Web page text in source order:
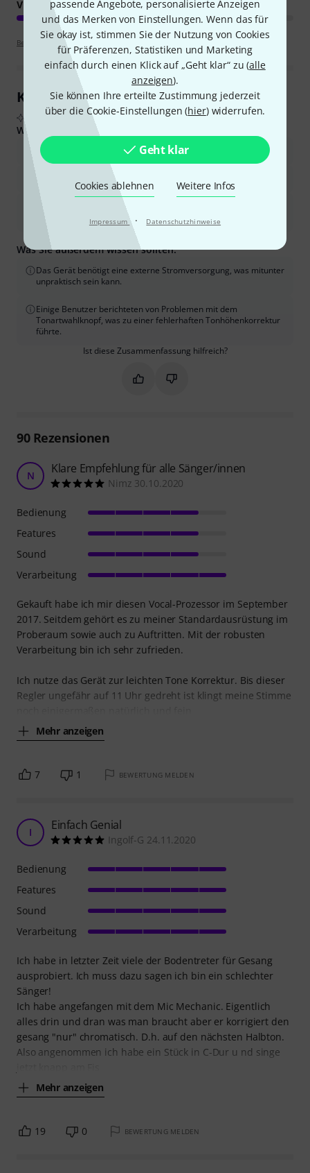
passende Angebote, personalisierte Anzeigen
und das Merken von Einstellungen. Wenn das für
Sie okay ist, stimmen Sie der Nutzung von Cookies
für Präferenzen, Statistiken und Marketing
einfach durch einen Klick auf „Geht klar“ zu (alle
anzeigen).
Sie können Ihre erteilte Zustimmung jederzeit
über die Cookie-Einstellungen (hier) widerrufen.
Geht klar
Cookies ablehnen Weitere Infos
Impressum · Datenschutzhinweise
VERARBEITUNG
Bewertungsrichtlinien
Kundenrezensionen im Überblick
Aus echten Käuferbewertungen, zusammengefasst durch KI
Was Käufern gefiel:
Das Gerät ist einfach zu bedienen und zu verstehen.
Es ist gut verarbeitet und robust.
Es eignet sich sowohl für Live-Auftritte als auch für
Studioaufnahmen.
Was Sie außerdem wissen sollten:
Das Gerät benötigt eine externe Stromversorgung, was mitunter
unpraktisch sein kann.
Einige Benutzer berichteten von Problemen mit dem
Tonartwahlknopf, was zu einer fehlerhaften Tonhöhenkorrektur
führte.
Ist diese Zusammenfassung hilfreich?
Markieren Sie diese
Markieren Sie diese
90Rezensionen
N Klare Empfehlung für alle Sänger/innen
Nimz 30.10.2020
Gekauft habe ich mir diesen Vocal-Prozessor im September
2017. Seitdem gehört es zu meiner Standardausrüstung im
Proberaum sowie auch zu Auftritten. Mit der robusten
Verarbeitung bin ich sehr zufrieden.
Ich nutze das Gerät zur leichten Tone Korrektur. Bis dieser
Regler ungefähr auf 11 Uhr gedreht ist klingt meine Stimme
Mehr anzeigen
Bedienung
Features
Sound
Verarbeitung
7 1 BEWERTUNG MELDEN
I Einfach Genial
Ingolf-G 24.11.2020
Ich habe in letzter Zeit viele der Bodentreter für Gesang
ausprobiert. Ich muss dazu sagen ich bin ein schlechter
Sänger!
Ich habe angefangen mit dem Mic Mechanic. Eigentlich
alles drin und dran was man braucht aber er korrigiert den
gesang "nur" chromatisch. D.h. auf den nächsten Halbton.
Also angenommen ich habe ein Stück in C-Dur u nd singe
Mehr anzeigen
Bedienung
Features
Sound
Verarbeitung
19 0 BEWERTUNG MELDEN